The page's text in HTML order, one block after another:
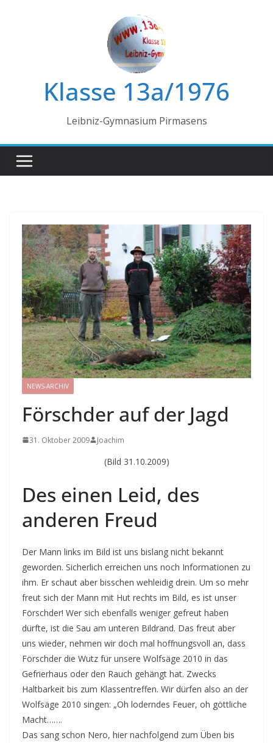
Klasse 13a/1976
Leibniz-Gymnasium Pirmasens
NEWS-ARCHIV
Förschder auf der Jagd
31. Oktober 2009 Joachim
(Bild 31.10.2009)
Des einen Leid, des
anderen Freud
Der Mann links im Bild ist uns bislang nicht bekannt
geworden. Sicherlich erreichen uns noch Informationen zu
ihm. Er schaut aber bisschen wehleidig drein. Um so mehr
freut sich der Mann mit Hut rechts im Bild, es ist unser
Förschder! Wer sich ebenfalls weniger gefreut haben
dürfte, ist die Sau am unteren Bildrand. Das freut aber
uns wieder, nehmen wir doch mal hoffnungsvoll an, dass
Förschder die Wutz für unsere Wolfsäge 2010 in das
Gefrierhaus oder den Rauch gehängt hat. Zwecks
Haltbarkeit bis zum Klassentreffen. Wir dürfen also an der
Wolfsäge 2010 singen: „Oh loderndes Feuer, oh göttliche
Macht…….
Das sang schon Nero, hier nachfolgend zum Üben bis